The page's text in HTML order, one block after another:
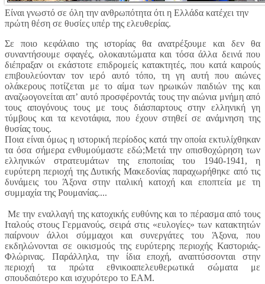
Είναι γνωστό σε όλη την ανθρωπότητα ότι η Ελλάδα κατέχει την
πρώτη θέση σε θυσίες υπέρ της ελευθερίας.
Σε ποιο κεφάλαιο της ιστορίας θα ανατρέξουμε και δεν θα
συναντήσουμε σφαγές, ολοκαυτώματα και τόσα άλλα δεινά που
διέπραξαν οι εκάστοτε επιδρομείς κατακτητές, που κατά καιρούς
επιβουλεύονταν τον ιερό αυτό τόπο, τη γη αυτή που αιώνες
ολάκερους ποτίζεται με το αίμα των ηρωικών παιδιών της και
αναζωογονείται απ’ αυτό προσφέροντάς τους την αιώνια μνήμη από
τους απογόνους τους με τους διάσπαρτους στην ελληνική γη
τύμβους και τα κενοτάφια, που έχουν στηθεί σε ανάμνηση της
θυσίας τους.
Ποια είναι όμως η ιστορική περίοδος κατά την οποία εκτυλίχθηκαν
τα όσα σήμερα ενθυμούμαστε εδώ;Μετά την οπισθοχώρηση των
ελληνικών στρατευμάτων της εποποιίας του 1940-1941, η
ευρύτερη περιοχή της Δυτικής Μακεδονίας παραχωρήθηκε από τις
δυνάμεις του Άξονα στην ιταλική κατοχή και εποπτεία με τη
συμμαχία της Ρουμανίας....
Με την εναλλαγή της κατοχικής ευθύνης και το πέρασμα από τους
Ιταλούς στους Γερμανούς, σειρά στις «ευλογίες» των κατακτητών
παίρνουν άλλοι σύμμαχοι και συνεργάτες του Άξονα, που
εκδηλώνονται σε οικισμούς της ευρύτερης περιοχής Καστοριάς-
Φλώρινας. Παράλληλα, την ίδια εποχή, αναπτύσσονται στην
περιοχή τα πρώτα εθνικοαπελευθερωτικά σώματα με
σπουδαιότερο και ισχυρότερο το ΕΑΜ.